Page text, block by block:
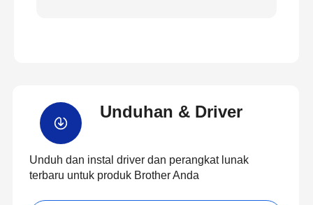
Unduhan & Driver
Unduh dan instal driver dan perangkat lunak
terbaru untuk produk Brother Anda